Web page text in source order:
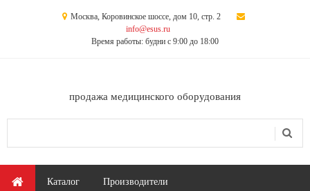
Москва, Коровинское шоссе, дом 10, стр. 2
info@esus.ru
Время работы: будни с 9:00 до 18:00
продажа медицинского оборудования
Главное меню
Каталог Производители